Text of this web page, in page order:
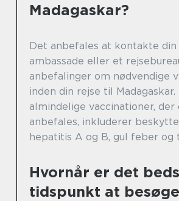
Madagaskar?
Det anbefales at kontakte din
ambassade eller et
anbefalinger om nødvendige
inden din rejse til Madagaskar.
almindelige vaccinationer, der
anbefales, inkluderer
hepatitis A og B, gul feber og
Hvornår er det
tidspunkt at besøge